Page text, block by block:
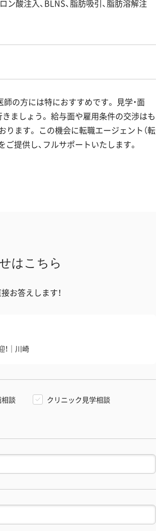
酸注入、BLNS、脂肪吸引、脂肪溶解注
の方には特におすすめです。 見学・面
ましょう。 給与面や雇用条件の交渉はも
ます。 この機会に転職エージェント（転
提供し、フルサポートいたします。
はこちら
お答えします！
｜川崎
談
クリニック見学相談